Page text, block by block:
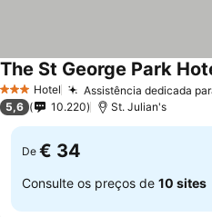
3 EstrelasHotel Assistência dedicada
The St George Park
5,6 10.220 St. Julian's
De € 34
Consulte os preços de 10 sites